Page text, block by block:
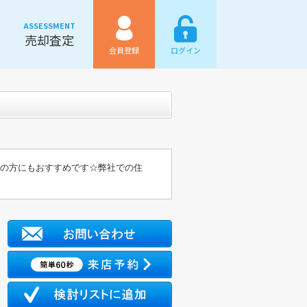
ASSESSMENT
売却査定
会員登録 ログイン
方にもおすすめです☆弊社での住